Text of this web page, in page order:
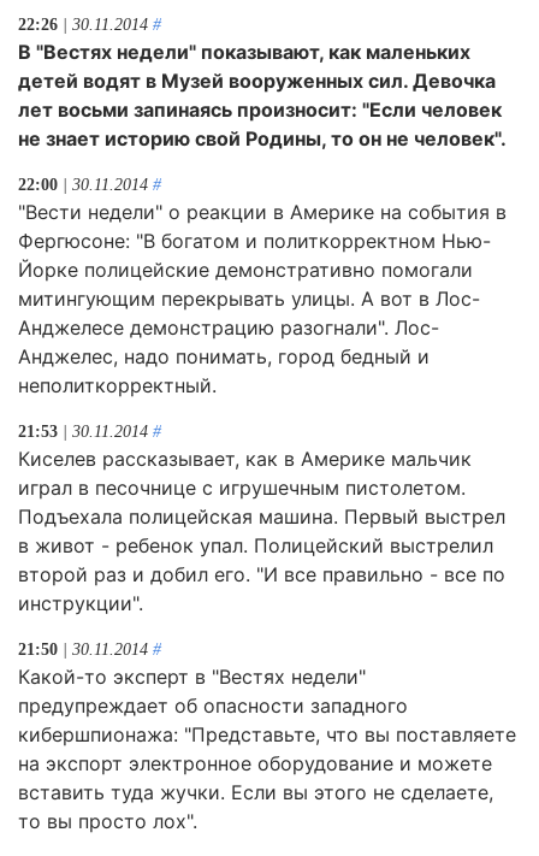
22:26 | 30.11.2014 #
В "Вестях недели" показывают, как маленьких
детей водят в Музей вооруженных сил. Девочка
лет восьми запинаясь произносит: "Если человек
не знает историю свой Родины, то он не человек".
22:00 | 30.11.2014 #
"Вести недели" о реакции в Америке на события в
Фергюсоне: "В богатом и политкорректном Нью-
Йорке полицейские демонстративно помогали
митингующим перекрывать улицы. А вот в Лос-
Анджелесе демонстрацию разогнали". Лос-
Анджелес, надо понимать, город бедный и
неполиткорректный.
21:53 | 30.11.2014 #
Киселев рассказывает, как в Америке мальчик
играл в песочнице с игрушечным пистолетом.
Подъехала полицейская машина. Первый выстрел
в живот - ребенок упал. Полицейский выстрелил
второй раз и добил его. "И все правильно - все по
инструкции".
21:50 | 30.11.2014 #
Какой-то эксперт в "Вестях недели"
предупреждает об опасности западного
кибершпионажа: "Представьте, что вы поставляете
на экспорт электронное оборудование и можете
вставить туда жучки. Если вы этого не сделаете,
то вы просто лох".